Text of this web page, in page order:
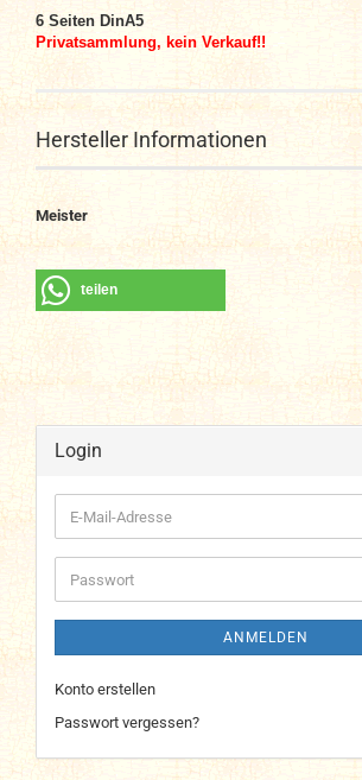
6 Seiten DinA5
Privatsammlung, kein Verkauf!!
Hersteller Informationen
Meister
teilen
Login
E-
Mail-
Adresse
Passwort
ANMELDEN
Konto erstellen
Passwort vergessen?